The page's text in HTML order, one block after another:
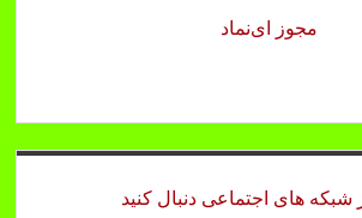
مجوز ای‌نماد
شبکه های اجتماعی دنبال کنید